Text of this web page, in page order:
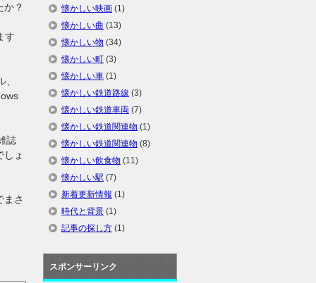
か？
す
誌
しょ
まさ
懐かしい映画 (1)
懐かしい曲 (13)
懐かしい物 (34)
懐かしい町 (3)
懐かしい車 (1)
懐かしい鉄道路線 (3)
懐かしい鉄道車両 (7)
懐かしい鉄道関連物 (1)
懐かしい鉄道関連物 (8)
懐かしい飲食物 (11)
懐かしい駅 (7)
新着更新情報 (1)
時代と背景 (1)
記事の探し方 (1)
スポンサーリンク